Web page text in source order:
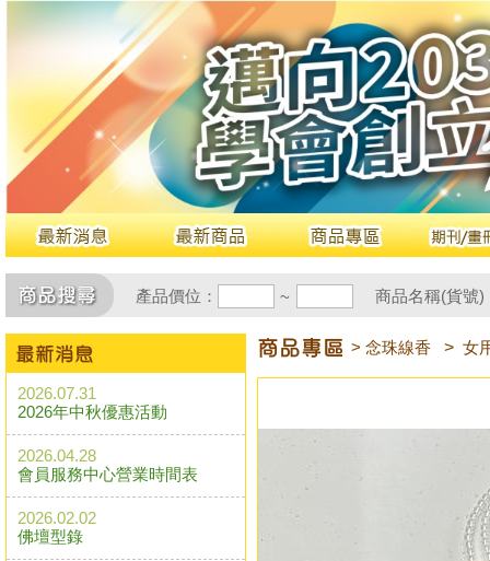
產品價位： ~ 商品名稱(貨號
2026.07.31
2026年中秋優惠活動
2026.04.28
會員服務中心營業時間表
2026.02.02
佛壇型錄
> 念珠線香 > 女